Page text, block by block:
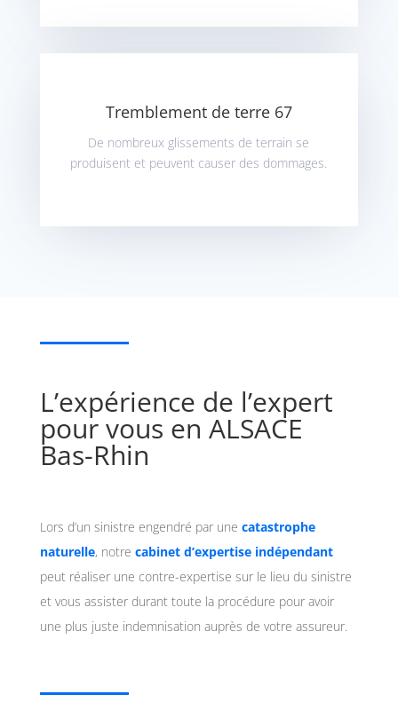
Tremblement de terre 67
De nombreux glissements de terrain se
produisent et peuvent causer des dommages.
L’expérience de l’expert
pour vous en ALSACE
Bas-Rhin
Lors d’un sinistre engendré par une catastrophe
naturelle, notre cabinet d’expertise indépendant
peut réaliser une contre-expertise sur le lieu du sinistre
et vous assister durant toute la procédure pour avoir
une plus juste indemnisation auprès de votre assureur.